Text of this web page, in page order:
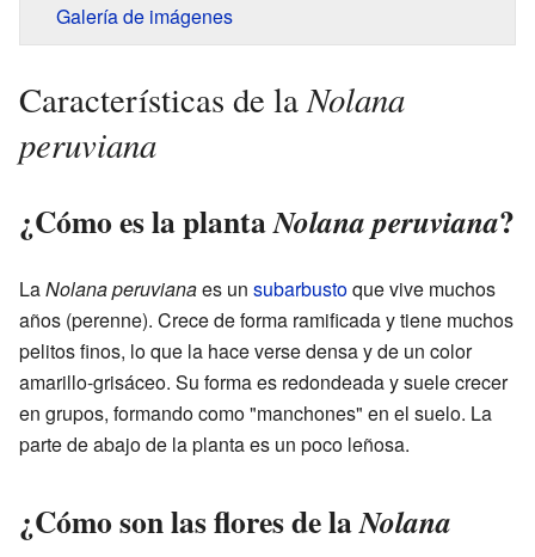
Galería de imágenes
Características de laNolana
peruviana
¿Cómo es la plantaNolana peruviana?
LaNolana peruvianaes un subarbustoque vive muchos
años (perenne). Crece de forma ramificada y tiene muchos
pelitos finos, lo que la hace verse densa y de un color
amarillo-grisáceo. Su forma es redondeada y suele crecer
en grupos, formando como "manchones" en el suelo. La
parte de abajo de la planta es un poco leñosa.
¿Cómo son las flores de laNolana